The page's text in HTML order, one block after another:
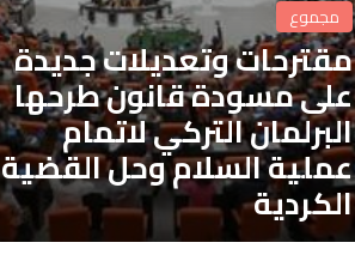
مجموع
مقترحات وتعديلات جديدة
على مسودة قانون طرحها
البرلمان التركي لاتمام
عملية السلام وحل القضية
الكردية